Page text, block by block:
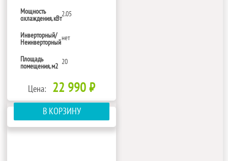
Мощность
охлаждения, кВт
2.05
Инверторный/
Неинверторный
нет
Площадь
помещения, м2
20
Цена: 22 990 ₽
В КОРЗИНУ